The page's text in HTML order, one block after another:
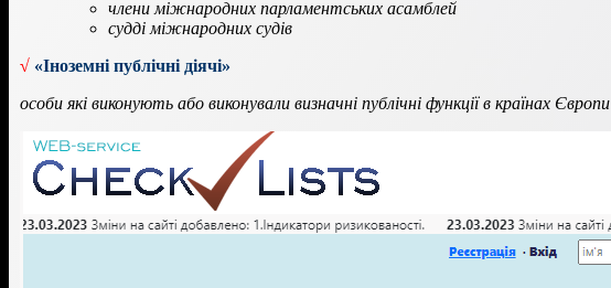
члени міжнародних парламентських асамблей
судді міжнародних судів
√ «Іноземні публічні діячі»
особи які виконують або виконували визначні публічні функції в країнах Європи